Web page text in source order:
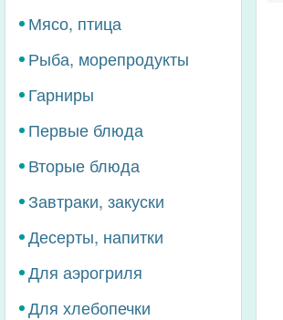
Мясо, птица
Рыба, морепродукты
Гарниры
Первые блюда
Вторые блюда
Завтраки, закуски
Десерты, напитки
Для аэрогриля
Для хлебопечки